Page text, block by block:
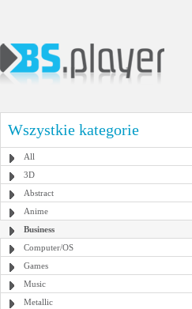
Wszystkie kategorie
All
3D
Abstract
Anime
Business
Computer/OS
Games
Music
Metallic